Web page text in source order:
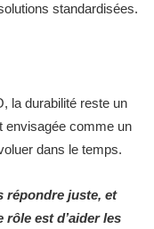
standardisées.
la durabilité reste un
envisagée comme un
dans le temps.
répondre juste, et
rôle est d’aider les